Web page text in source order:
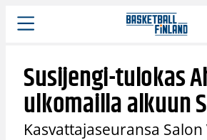
Siirry
sisältöön
Susijengi-tulokas
ulkomailla alkuun
Kasvattajaseuransa